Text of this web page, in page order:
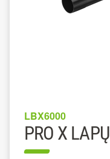
LBX6000
PRO X